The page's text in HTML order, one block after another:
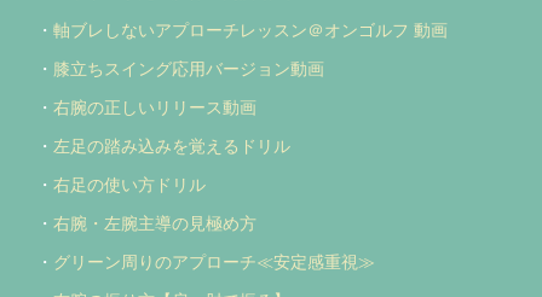
・ 軸ブレしないアプローチレッスン＠オンゴルフ 動画
・ 膝立ちスイング応用バージョン動画
・ 右腕の正しいリリース動画
・ 左足の踏み込みを覚えるドリル
・ 右足の使い方ドリル
・ 右腕・左腕主導の見極め方
・ グリーン周りのアプローチ≪安定感重視≫